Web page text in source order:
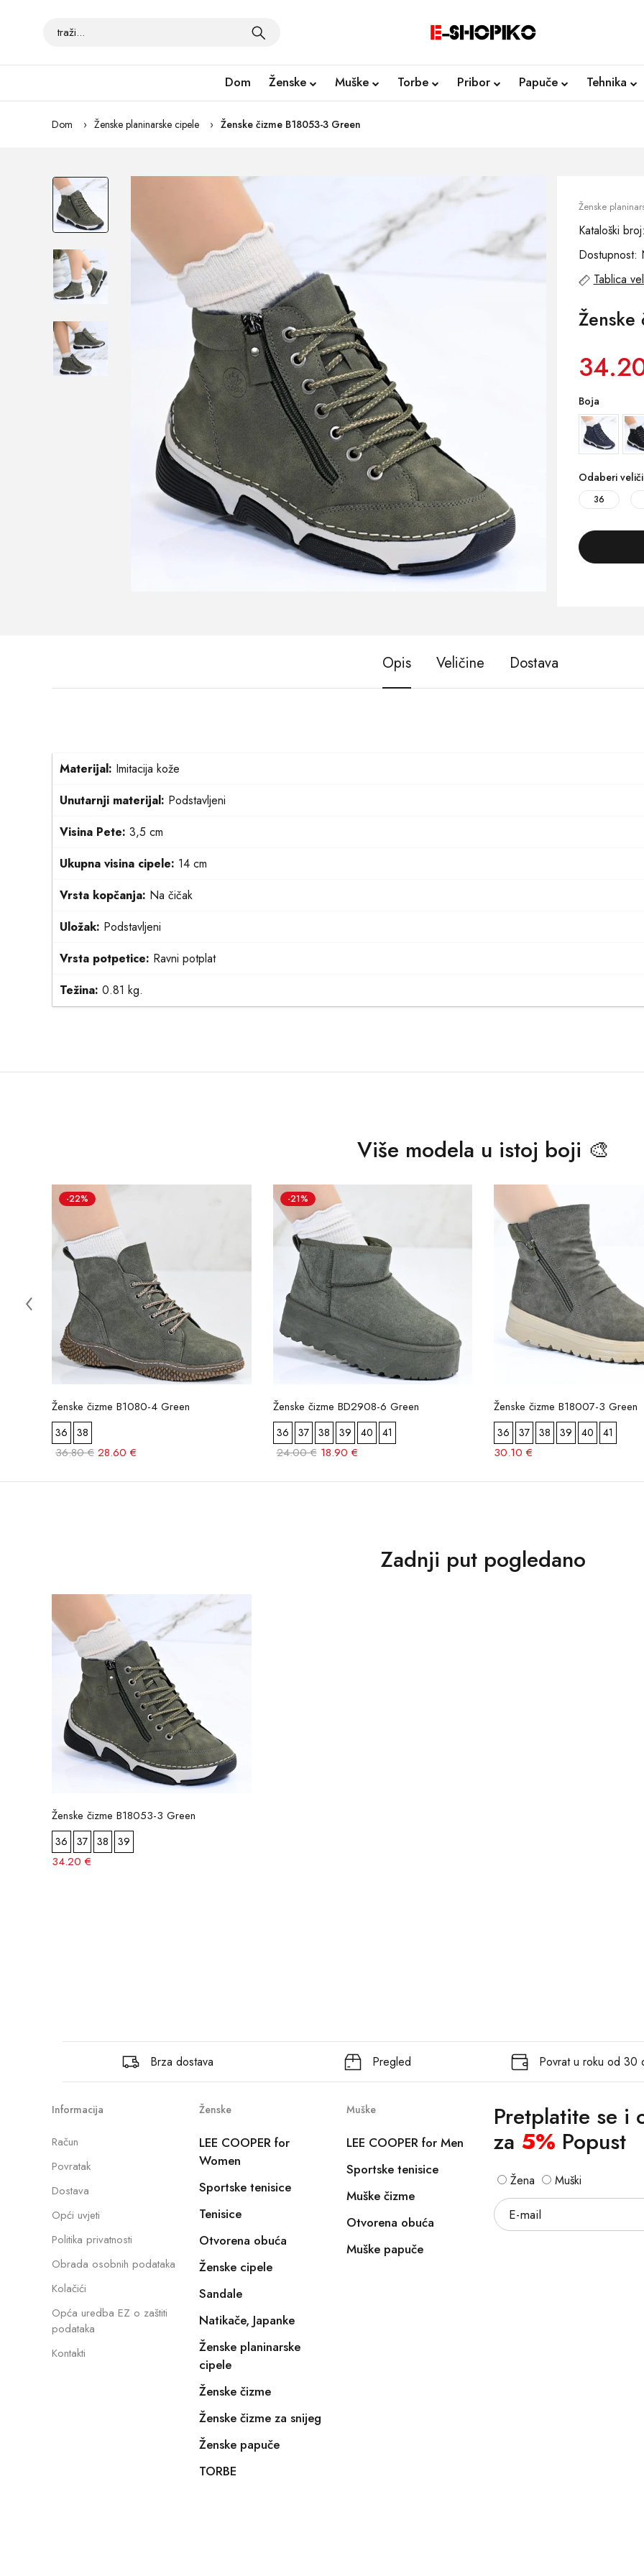
Dom Ženske Muške Torbe Pribor Papuče Tehnika
Dom Ženske planinarske cipele Ženske čizme B18053-3 Green
Ženske
Kataloški
Dostupnost:
Tablica
Ženske
Boja
Odaberi
36
Opis Veličine Dostava
Materijal: Imitacija kože
Unutarnji materijal: Podstavljeni
Visina Pete: 3,5 cm
Ukupna visina cipele: 14 cm
Vrsta kopčanja: Na čičak
Uložak: Podstavljeni
Vrsta potpetice: Ravni potplat
Težina: 0.81 kg.
Više modela u istoj boji 🎨
-22%
Ženske čizme B1080-4 Green
36 38
36.80 € 28.60 €
-21%
Ženske čizme BD2908-6 Green
36 37 38 39 40 41
24.00 € 18.90 €
Ženske čizme B18007-3 Green
36 37 38 39 40 41
30.10 €
Zadnji put pogledano
Ženske čizme B18053-3 Green
36 37 38 39
34.20 €
Brza dostava Pregled Povrat u roku od 30
Informacija
Račun
Povratak
Dostava
Opći uvjeti
Politika privatnosti
Obrada osobnih podataka
Kolačići
Opća uredba EZ o zaštiti
podataka
Kontakti
Ženske
LEE COOPER for
Women
Sportske tenisice
Tenisice
Otvorena obuća
Ženske cipele
Sandale
Natikače, Japanke
Ženske planinarske
cipele
Ženske čizme
Ženske čizme za snijeg
Ženske papuče
TORBE
Muške
LEE COOPER for Men
Sportske tenisice
Muške čizme
Otvorena obuća
Muške papuče
Pretplatite se i
za 5% Popust
Žena Muški